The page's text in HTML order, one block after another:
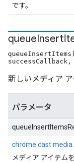
です。
queueInsert
新しいメディア
パラメータ
メディア アイテム